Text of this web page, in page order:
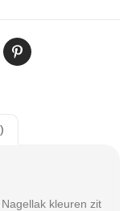
kleuren zit